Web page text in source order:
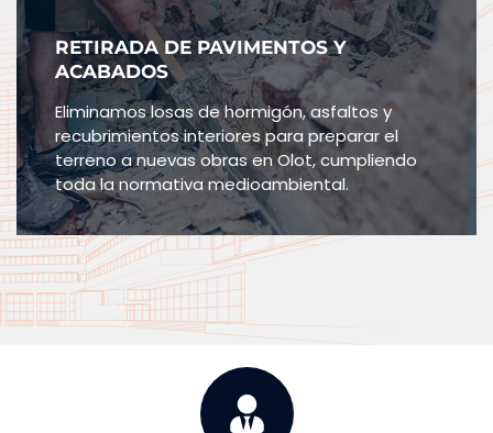
RETIRADA DE PAVIMENTOS Y
ACABADOS
Eliminamos losas de hormigón, asfaltos y
recubrimientos interiores para preparar el
terreno a nuevas obras en Olot, cumpliendo
toda la normativa medioambiental.